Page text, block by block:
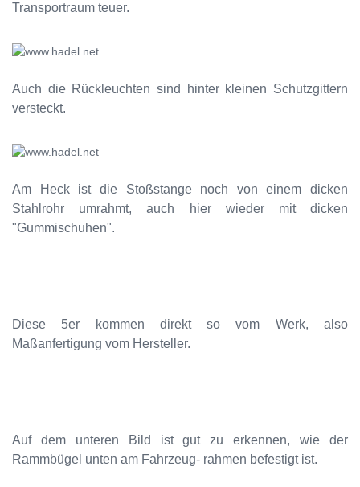
Transportraum teuer.
Auch die Rückleuchten sind hinter kleinen Schutzgittern
versteckt.
Am Heck ist die Stoßstange noch von einem dicken
Stahlrohr umrahmt, auch hier wieder mit dicken
"Gummischuhen".
Diese 5er kommen direkt so vom Werk, also
Maßanfertigung vom Hersteller.
Auf dem unteren Bild ist gut zu erkennen, wie der
Rammbügel unten am Fahrzeug- rahmen befestigt ist.